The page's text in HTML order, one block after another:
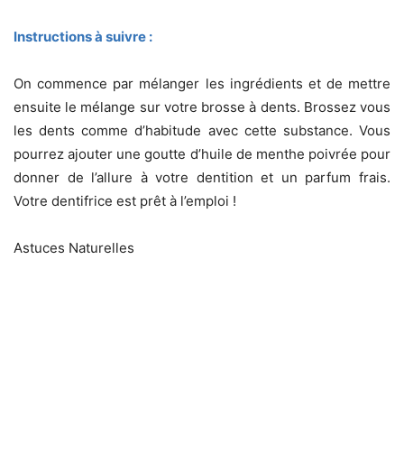
Instructions à suivre :
On commence par mélanger les ingrédients et de mettre
ensuite le mélange sur votre brosse à dents. Brossez vous
les dents comme d’habitude avec cette substance. Vous
pourrez ajouter une goutte d’huile de menthe poivrée pour
donner de l’allure à votre dentition et un parfum frais.
Votre dentifrice est prêt à l’emploi !
Astuces Naturelles